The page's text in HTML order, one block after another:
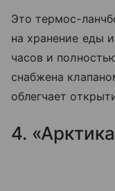
Это термос-
на хранение еды
часов и
снабжена
облегчает
4.